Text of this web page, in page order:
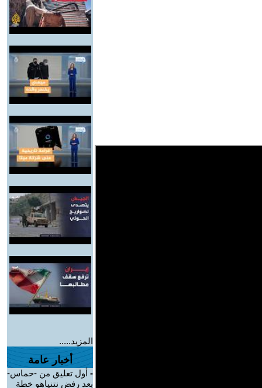
المزيد.....
أخبار عامة
- أول تعليق من -حماس-
بعد رفض نتنياهو خطة